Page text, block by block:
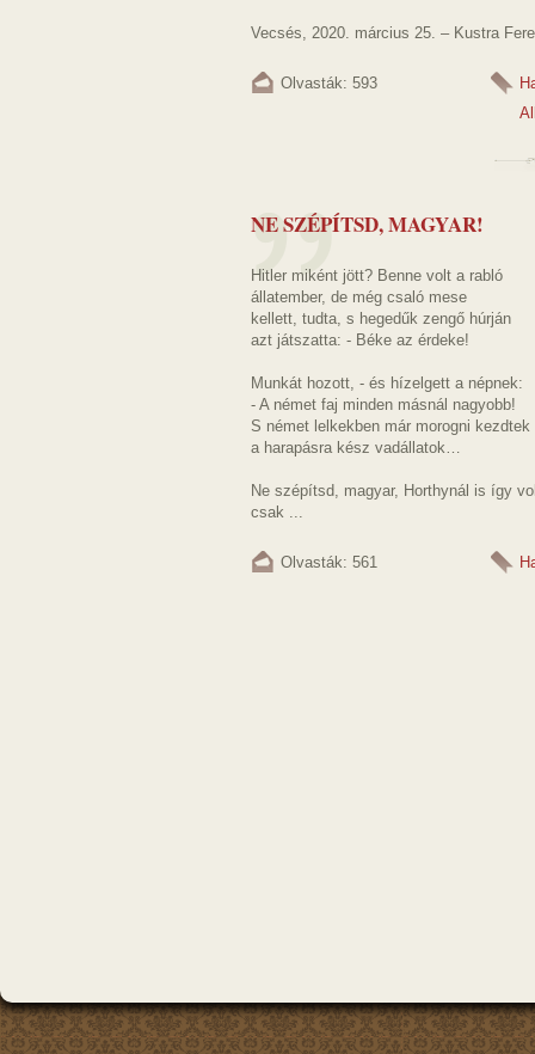
Vecsés, 2020. március 25. – Kustra
Olvasták: 593
NE SZÉPÍTSD, MAGYAR!
Hitler miként jött? Benne volt a rabló
állatember, de még csaló mese
kellett, tudta, s hegedűk zengő húrján
azt játszatta: - Béke az érdeke!
Munkát hozott, - és hízelgett a népnek:
- A német faj minden másnál nagyobb!
S német lelkekben már morogni kezdtek
a harapásra kész vadállatok…
Ne szépítsd, magyar, Horthynál is így
csak ...
Olvasták: 561